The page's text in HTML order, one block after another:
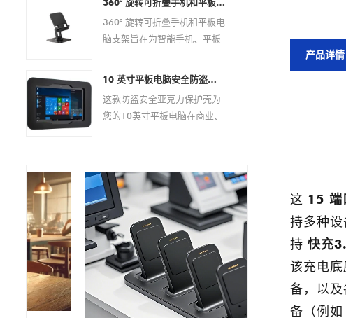
经验丰富的 OEM/ODM 制造
商，Goochain 提供全面的定
PCB 开发、品牌推广和量产支
持，帮助客户为其设备打造量
身定制的充电解决方案。
缝支付处理和高效电缆管理。
该 POS 底座广泛兼容 USB-C
现代的美感和灵活的定制选
项，是分销商、系统集成商和
品牌所有者的理想选择。
360° 旋转可折叠手机和平板电
脑支架旨在为智能手机、平板
至 13 英寸的移动设备提供稳
该支架具有完全可调的视角、
360 度旋转底座和可折叠设
多媒体娱乐。
10 英寸平板电脑安全防盗亚克力保护壳 |自助服务终端、POS、商店展示架 - 来自中国的厂家直销制造商
这款防盗安全亚克力保护壳为
您的10英寸平板电脑在商业、
同时提供易于安装的多功能支
架，适用于各种环境。 该保护
壳支持 VESA 100x100mm 和
75x75mm 安装标准，确保与
各种支架和显示器兼容。它还
支持纵向和横向两种显示方
向，可根据您的具体需求进行
调整。
2025-
产品详情
这 15 端
持多种
持 快充
该充电
备，以
备（例如